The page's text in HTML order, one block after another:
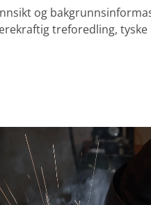
og
treforedling, tyske